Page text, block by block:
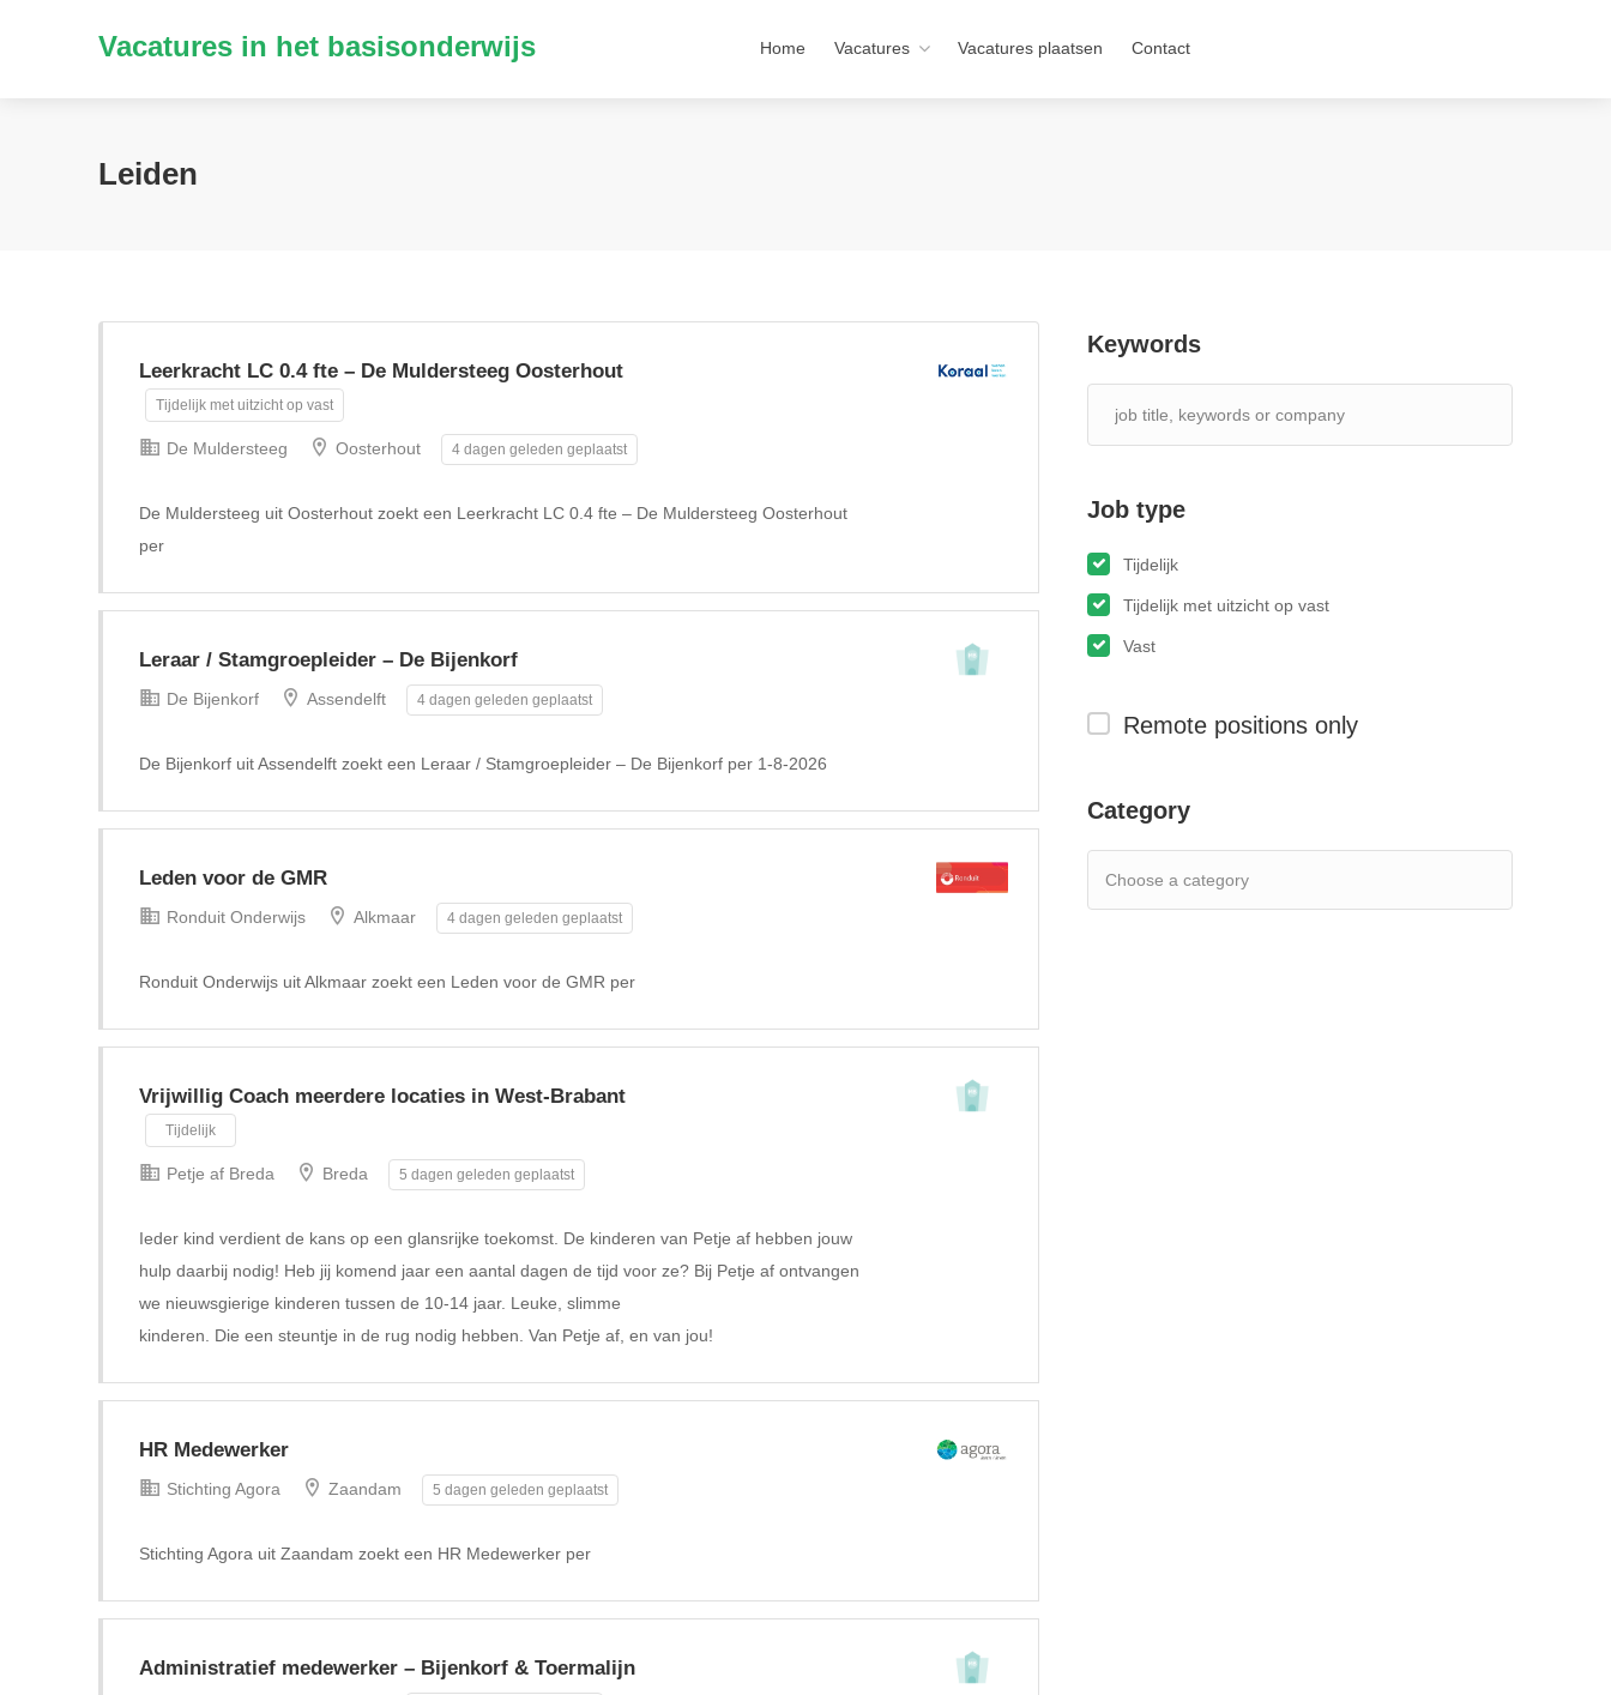
Vacatures in het basisonderwijs Home Vacatures Vacatures plaatsen Contact
Leiden
Keywords
Job type
Tijdelijk
Tijdelijk met uitzicht op vast
Vast
Remote positions only
Category
Leerkracht LC 0.4 fte – De Muldersteeg Oosterhout
Tijdelijk met uitzicht op vast
De Muldersteeg Oosterhout 4 dagen geleden geplaatst
De Muldersteeg uit Oosterhout zoekt een Leerkracht LC 0.4 fte – De Muldersteeg Oosterhout
per
Leraar / Stamgroepleider – De Bijenkorf
De Bijenkorf Assendelft 4 dagen geleden geplaatst
De Bijenkorf uit Assendelft zoekt een Leraar / Stamgroepleider – De Bijenkorf per 1-8-2026
Leden voor de GMR
Ronduit Onderwijs Alkmaar 4 dagen geleden geplaatst
Ronduit Onderwijs uit Alkmaar zoekt een Leden voor de GMR per
Vrijwillig Coach meerdere locaties in West-Brabant
Tijdelijk
Petje af Breda Breda 5 dagen geleden geplaatst
Ieder kind verdient de kans op een glansrijke toekomst. De kinderen van Petje af hebben jouw
hulp daarbij nodig! Heb jij komend jaar een aantal dagen de tijd voor ze? Bij Petje af ontvangen
we nieuwsgierige kinderen tussen de 10-14 jaar. Leuke, slimme
kinderen. Die een steuntje in de rug nodig hebben. Van Petje af, en van jou!
HR Medewerker
Stichting Agora Zaandam 5 dagen geleden geplaatst
Stichting Agora uit Zaandam zoekt een HR Medewerker per
Administratief medewerker – Bijenkorf & Toermalijn